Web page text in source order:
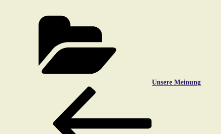
Unsere Meinung
Beitragsnavigation